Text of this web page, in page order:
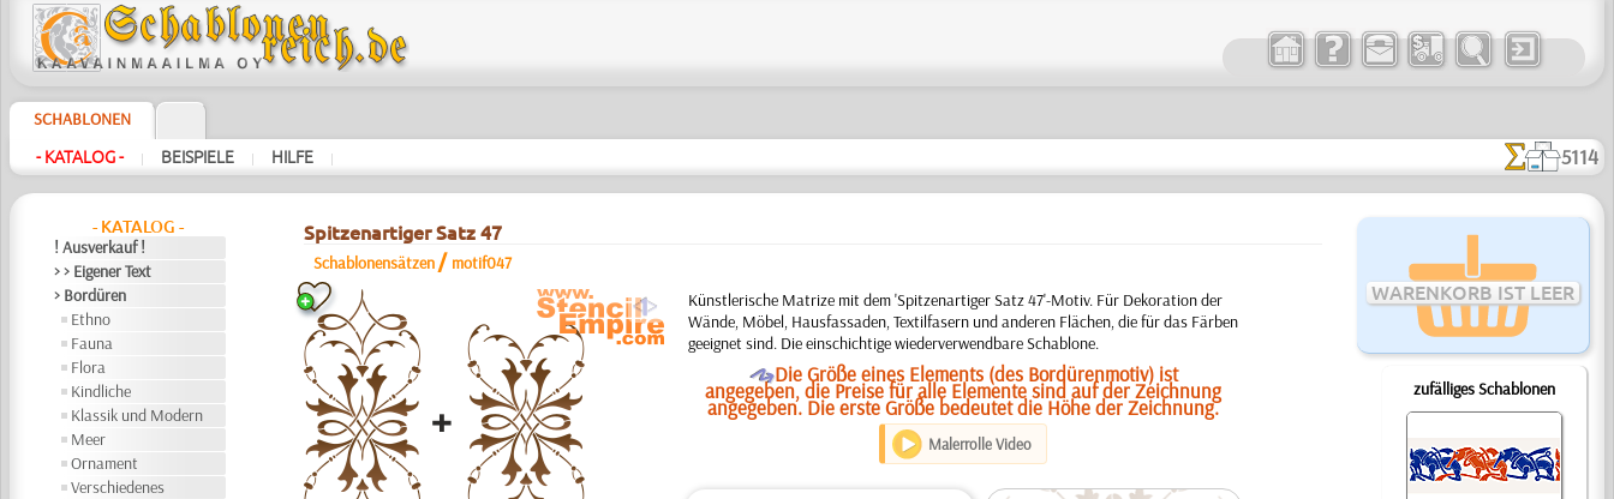
SCHABLONEN
- KATALOG - | BEISPIELE | HILFE | 5114
- KATALOG -
! Ausverkauf !
> > Eigener Text
> Bordüren
Ethno
Fauna
Flora
Kindliche
Klassik und Modern
Meer
Ornament
Verschiedenes
WARENKORB IST LEER
zufälliges Schablonen
Spitzenartiger Satz 47
Schablonensätzen / motif047
a
Künstlerische Matrize mit dem 'Spitzenartiger Satz 47'-Motiv. Für Dekoration der
Wände, Möbel, Hausfassaden, Textilfasern und anderen Flächen, die für das Färben
geeignet sind. Die einschichtige wiederverwendbare Schablone.
ODie Größe eines Elements (des Bordürenmotiv) ist
angegeben, die Preise für alle Elemente sind auf der Zeichnung
angegeben. Die erste Größe bedeutet die Höhe der Zeichnung.
Malerrolle Video